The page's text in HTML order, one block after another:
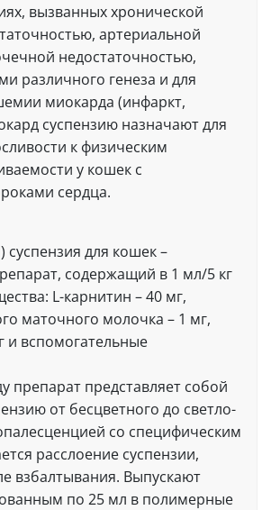
вызванных хронической
артериальной
недостаточностью,
различного генеза и для
миокарда (инфаркт,
суспензию назначают для
к физическим
у кошек с
сердца.
суспензия для кошек –
содержащий в 1 мл/5 кг
L-карнитин – 40 мг,
маточного молочка – 1 мг,
и вспомогательные
препарат представляет собой
от бесцветного до светло-
со специфическим
расслоение суспензии,
взбалтывания. Выпускают
по 25 мл в полимерные